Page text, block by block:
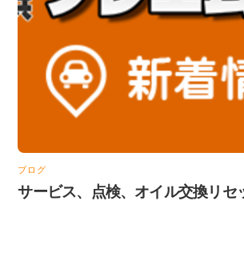
ブログ
サービス、点検、オイル交換リセ